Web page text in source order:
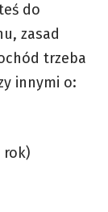
do
zasad
trzeba
innymi o:
rok)